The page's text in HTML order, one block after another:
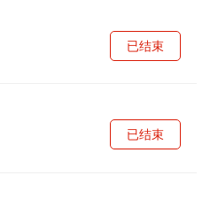
已结束
已结束